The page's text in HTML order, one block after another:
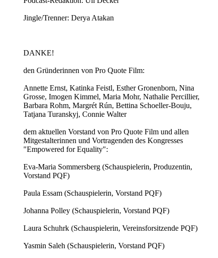
Jingle/Trenner: Derya Atakan
DANKE!
den Gründerinnen von Pro Quote Film:
Annette Ernst, Katinka Feistl, Esther Gronenborn, Nina
Grosse, Imogen Kimmel, Maria Mohr, Nathalie Percillier,
Barbara Rohm, Margrét Rún, Bettina Schoeller-Bouju,
Tatjana Turanskyj, Connie Walter
dem aktuellen Vorstand von Pro Quote Film und allen
Mitgestalterinnen und Vortragenden des Kongresses
"Empowered for Equality":
Eva-Maria Sommersberg (Schauspielerin, Produzentin,
Vorstand PQF)
Paula Essam (Schauspielerin, Vorstand PQF)
Johanna Polley (Schauspielerin, Vorstand PQF)
Laura Schuhrk (Schauspielerin, Vereinsforsitzende PQF)
Yasmin Saleh (Schauspielerin, Vorstand PQF)